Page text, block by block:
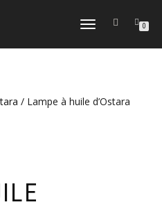
DÉPLIER
NAVIGATION
0
/ Lampe à huile d’Ostara